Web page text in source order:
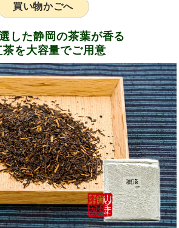
買い物かごへ
した静岡の茶葉が香る
茶を大容量でご用意